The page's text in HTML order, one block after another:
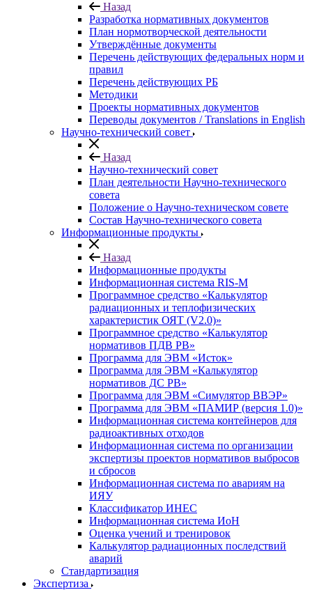
Назад
Разработка нормативных документов
План нормотворческой деятельности
Утверждённые документы
Перечень действующих федеральных норм и
правил
Перечень действующих РБ
Методики
Проекты нормативных документов
Переводы документов / Translations in English
Научно-технический совет
Назад
Научно-технический совет
План деятельности Научно-технического
совета
Положение о Научно-техническом совете
Состав Научно-технического совета
Информационные продукты
Назад
Информационные продукты
Информационная система RIS-M
Программное средство «Калькулятор
радиационных и теплофизических
характеристик ОЯТ (V2.0)»
Программное средство «Калькулятор
нормативов ПДВ РВ»
Программа для ЭВМ «Исток»
Программа для ЭВМ «Калькулятор
нормативов ДС РВ»
Программа для ЭВМ «Симулятор ВВЭР»
Программа для ЭВМ «ПАМИР (версия 1.0)»
Информационная система контейнеров для
радиоактивных отходов
Информационная система по организации
экспертизы проектов нормативов выбросов
и сбросов
Информационная система по авариям на
ИЯУ
Классификатор ИНЕС
Информационная система ИоН
Оценка учений и тренировок
Калькулятор радиационных последствий
аварий
Стандартизация
Экспертиза